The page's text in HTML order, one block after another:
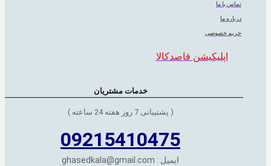
تماس با ما
درباره ما
حریم خصوصی
اپلیکیشن قاصدکالا
خدمات مشتریان
( پشتیبانی 7 روز هفته 24 ساعته )
09215410475
ایمیل : ghasedkala@gmail.com